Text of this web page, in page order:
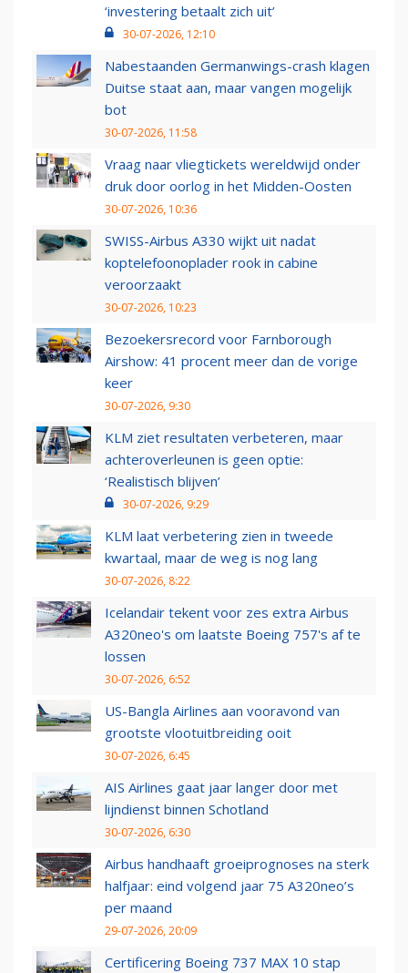
‘investering betaalt zich uit’
30-07-2026, 12:10
Nabestaanden Germanwings-crash klagen
Duitse staat aan, maar vangen mogelijk
bot
30-07-2026, 11:58
Vraag naar vliegtickets wereldwijd onder
druk door oorlog in het Midden-Oosten
30-07-2026, 10:36
SWISS-Airbus A330 wijkt uit nadat
koptelefoonoplader rook in cabine
veroorzaakt
30-07-2026, 10:23
Bezoekersrecord voor Farnborough
Airshow: 41 procent meer dan de vorige
keer
30-07-2026, 9:30
KLM ziet resultaten verbeteren, maar
achteroverleunen is geen optie:
‘Realistisch blijven’
30-07-2026, 9:29
KLM laat verbetering zien in tweede
kwartaal, maar de weg is nog lang
30-07-2026, 8:22
Icelandair tekent voor zes extra Airbus
A320neo's om laatste Boeing 757's af te
lossen
30-07-2026, 6:52
US-Bangla Airlines aan vooravond van
grootste vlootuitbreiding ooit
30-07-2026, 6:45
AIS Airlines gaat jaar langer door met
lijndienst binnen Schotland
30-07-2026, 6:30
Airbus handhaaft groeiprognoses na sterk
halfjaar: eind volgend jaar 75 A320neo’s
per maand
29-07-2026, 20:09
Certificering Boeing 737 MAX 10 stap